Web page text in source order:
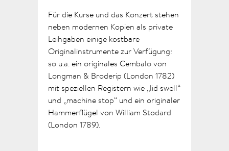
Für die Kurse und das Konzert stehen
neben modernen Kopien als private
Leihgaben einige kostbare
Originalinstrumente zur Verfügung:
so u.a. ein originales Cembalo von
Longman & Broderip (London 1782)
mit speziellen Registern wie „lid swell“
und „machine stop“ und ein originaler
Hammerflügel von William Stodard
(London 1789).